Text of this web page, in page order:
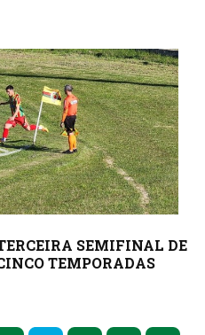
SEMIFINAL DE
TEMPORADAS